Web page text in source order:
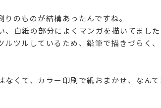
のものが結構あったんですね。
白紙の部分によくマンガを描いてました
ツルしているため、鉛筆で描きづらく
くて、カラー印刷で紙おまかせ、なん